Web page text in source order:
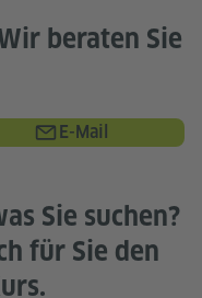
beraten Sie
E-Mail
Sie suchen?
für Sie den